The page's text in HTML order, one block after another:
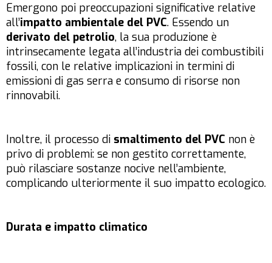
Emergono poi preoccupazioni significative relative
all’impatto ambientale del PVC. Essendo un
derivato del petrolio, la sua produzione è
intrinsecamente legata all’industria dei combustibili
fossili, con le relative implicazioni in termini di
emissioni di gas serra e consumo di risorse non
rinnovabili.
Inoltre, il processo di smaltimento del PVC non è
privo di problemi: se non gestito correttamente,
può rilasciare sostanze nocive nell’ambiente,
complicando ulteriormente il suo impatto ecologico.
Durata e impatto climatico